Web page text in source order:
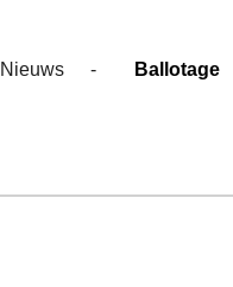
Nieuws Ballotage